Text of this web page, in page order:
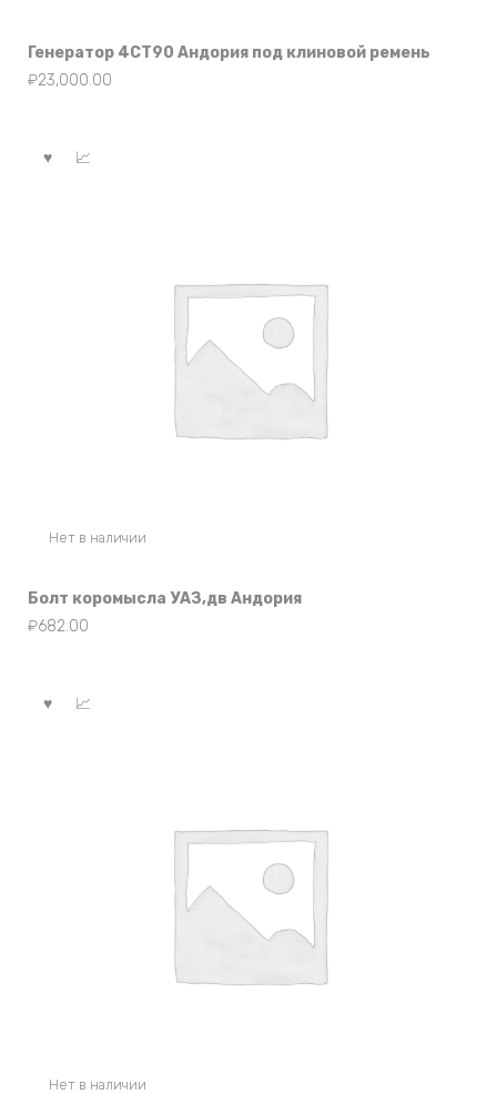
Генератор 4СТ90 Андория под клиновой ремень
₽23,000.00
Нет в наличии
Болт коромысла УАЗ,дв Андория
₽682.00
Нет в наличии